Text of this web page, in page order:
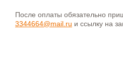
После оплаты обязательно
3344664@mail.ru и ссылку на